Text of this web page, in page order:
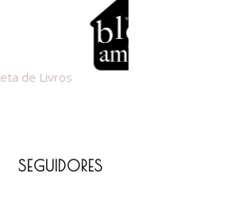
SEGUIDORES